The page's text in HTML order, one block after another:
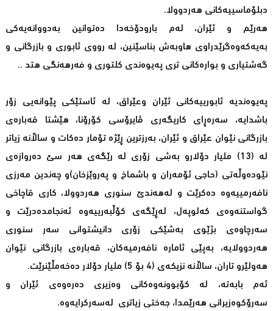
دبلۆماسییەکانی هەردوولا.
هەرێم و ئێران، لەم بارودۆخەدا دەتوانین بەدووانەیەکی
بەیەکەوەگرێدراوی هاوبەش بناسێنین، لە رووی ئابوری و بازرگانی و
گەشتیاری و بوارەکانی تری پەیوەندی کلتوری و فەرهەنگی هتد ..
پەیوەندیە ئابورییەکانی ئێران وعێراق، لە ئاستێکی پێوانەیی زۆر
باشدایە، سەرەڕای کاریگەری ڤایرۆسی کۆرۆنا، هێشتا قەبارەی
بازرگانی نێوان عێراق و ئێران، بەرزترین ڕێژە تۆمار دەکات و ساڵانە زیاتر
لە (13) ملیار دۆلارو بەشی زۆری لە رێگەی هەر سێ دەروازەی
نێودەوڵەتی (حاجی ئۆمەران و باشماخ و پەروێزخان)و چەندین مەرزی
نافەرمییەوە دەکرێت و لەهەندێ سنوری هەردوولا، کاری قاچاخی
گواستنەوەی کەلوپەل، لەڕێگەی کۆڵبەرییەوە ئەنجامدەدرێت و
سەرچاوەی بژێوی بەشێکی زۆری دانیشتوانی سەر سنوری
هەردوولایە، بەپێی ئامارە نافەرمیەکان، قەبارەی بازرگانی نێوان
هەولێرو تاران، ساڵانە نزیکەی (4 بۆ 5) ملیار دۆلار دەخەمڵێنرێت.
ئەم بابەتە، لە کۆبوونەوەکانی وەزیری دەرەوەی ئێران و
سەرۆکوەزیرانی هەرێمدا، جەختی زیاتری لەسەرکرایەوە.